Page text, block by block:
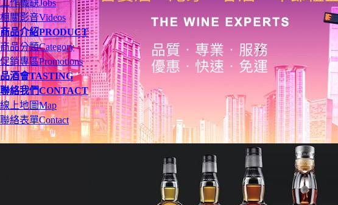
工作職缺Jobs
相關影音Videos
商品介紹PRODUCT
商品分類Category
促銷專區Promotions
品酒會TASTING
聯絡我們CONTACT
線上地圖Map
聯絡表單Contact